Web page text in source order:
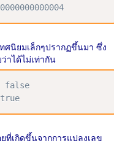
ศนิยมเล็กๆปรากฏขึ้นมา ซึ่ง
าได้ไม่เท่ากัน
false
ที่เกิดขึ้นจากการแปลงเลข